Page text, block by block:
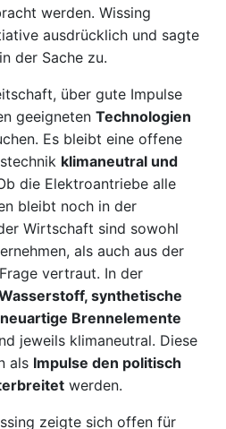
werden. Wissing
ausdrücklich und sagte
in der Sache zu.
über gute Impulse
geeigneten Technologien
Es bleibt eine offene
klimaneutral und
die Elektroantriebe alle
bleibt noch in der
Wirtschaft sind sowohl
als auch aus der
vertraut. In der
synthetische
neuartige Brennelemente
jeweils klimaneutral. Diese
als Impulse den politisch
werden.
zeigte sich offen für